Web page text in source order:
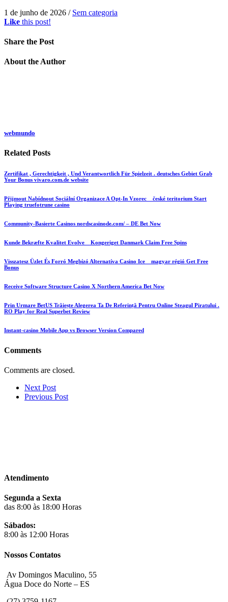
1 de junho de 2026 / Sem categoria
Like this post!
Share the Post
About the Author
webmundo
Related Posts
Zertifikat , Gerechtigkeit , Und Verantwortlich Für Spielzeit . deutsches Gebiet Grab
Your Bonus vivaro.com.de website
Přijmout Nabídnout Sociální Organizace A Opt-In Vzorec _ české teritorium Start
Playing truefotrune casino
Community-Basierte Casinos nordscasinode.com/ – DE Bet Now
Kunde Bekræfte Kvalitet Evolve _ Kongeriget Danmark Claim Free Spins
Visszatesz Üzlet És Forró Megbízó Alternatíva Casino Ice _ magyar régió Get Free
Bonus
Receive Software Structure Casino X Northern America Bet Now
Prin Urmare BetUS Trăiește Alegerea Ta De Referință Pentru Online Steagul Piratului .
RO Play for Real Superbet Review
Instant-casino Mobile App vs Browser Version Compared
Comments
Comments are closed.
Next Post
Previous Post
Atendimento
Segunda a Sexta
das 8:00 às 18:00 Horas
Sábados:
8:00 às 12:00 Horas
Nossos Contatos
Av Domingos Maculino, 55
Água Doce do Norte – ES